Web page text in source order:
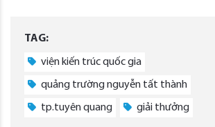
TAG:
viện kiến trúc quốc gia
quảng trường nguyễn tất thành
tp.tuyên quang giải thưởng